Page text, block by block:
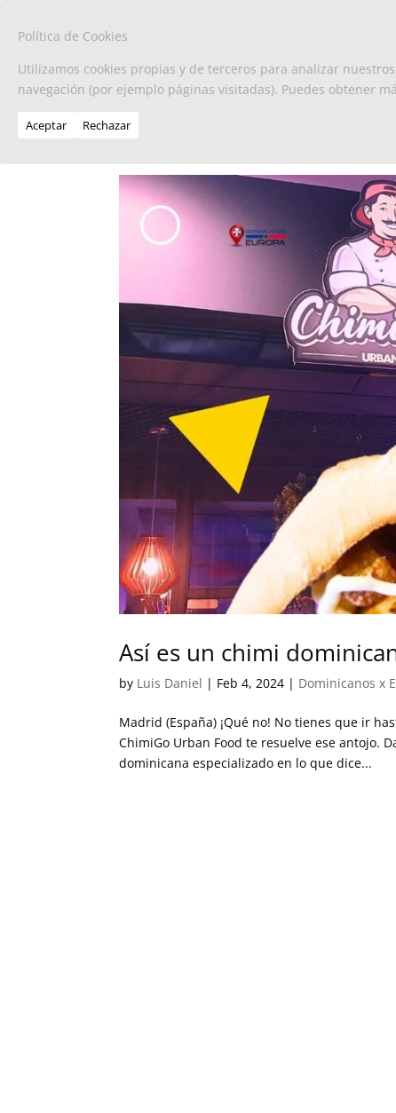
Así es un chimi
by Luis Daniel | Feb 4, 2024 | Dominicanos x
Madrid (España) ¡Qué no! No tienes que ir
ChimiGo Urban Food te resuelve ese antojo.
dominicana especializado en lo que dice...
Política de Cookies
Utilizamos cookies propias y de terceros para analizar
navegación (por ejemplo páginas visitadas). Puedes obtener
Aceptar Rechazar